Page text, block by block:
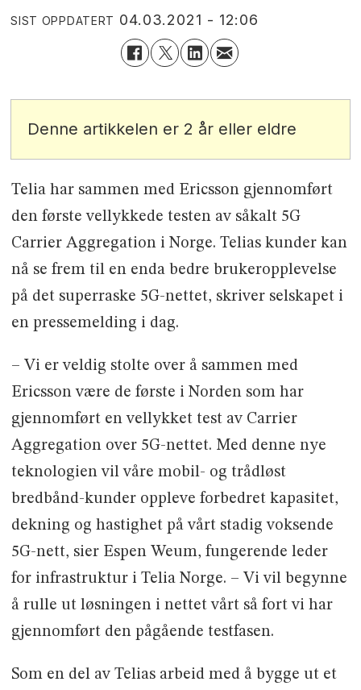
SIST OPPDATERT 04.03.2021 - 12:06
Denne artikkelen er 2 år eller eldre
Telia har sammen med Ericsson gjennomført
den første vellykkede testen av såkalt 5G
Carrier Aggregation i Norge. Telias kunder kan
nå se frem til en enda bedre brukeropplevelse
på det superraske 5G-nettet, skriver selskapet i
en pressemelding i dag.
– Vi er veldig stolte over å sammen med
Ericsson være de første i Norden som har
gjennomført en vellykket test av Carrier
Aggregation over 5G-nettet. Med denne nye
teknologien vil våre mobil- og trådløst
bredbånd-kunder oppleve forbedret kapasitet,
dekning og hastighet på vårt stadig voksende
5G-nett, sier Espen Weum, fungerende leder
for infrastruktur i Telia Norge. – Vi vil begynne
å rulle ut løsningen i nettet vårt så fort vi har
gjennomført den pågående testfasen.
Som en del av Telias arbeid med å bygge ut et